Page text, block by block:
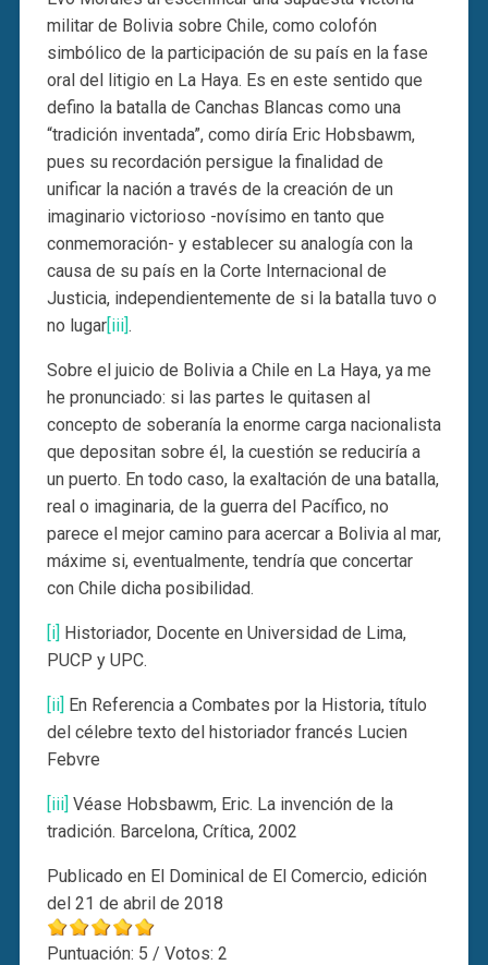
militar de Bolivia sobre Chile, como colofón
simbólico de la participación de su país en la fase
oral del litigio en La Haya. Es en este sentido que
defino la batalla de Canchas Blancas como una
“tradición inventada”, como diría Eric Hobsbawm,
pues su recordación persigue la finalidad de
unificar la nación a través de la creación de un
imaginario victorioso -novísimo en tanto que
conmemoración- y establecer su analogía con la
causa de su país en la Corte Internacional de
Justicia, independientemente de si la batalla tuvo o
no lugar[iii].
Sobre el juicio de Bolivia a Chile en La Haya, ya me
he pronunciado: si las partes le quitasen al
concepto de soberanía la enorme carga nacionalista
que depositan sobre él, la cuestión se reduciría a
un puerto. En todo caso, la exaltación de una batalla,
real o imaginaria, de la guerra del Pacífico, no
parece el mejor camino para acercar a Bolivia al mar,
máxime si, eventualmente, tendría que concertar
con Chile dicha posibilidad.
[i] Historiador, Docente en Universidad de Lima,
PUCP y UPC.
[ii] En Referencia a Combates por la Historia, título
del célebre texto del historiador francés Lucien
Febvre
[iii] Véase Hobsbawm, Eric. La invención de la
tradición. Barcelona, Crítica, 2002
Publicado en El Dominical de El Comercio, edición
del 21 de abril de 2018
Puntuación: 5 / Votos: 2